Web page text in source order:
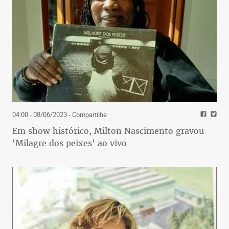
04:00 - 08/06/2023- Compartilhe
Em show histórico, Milton Nascimento gravou
'Milagre dos peixes' ao vivo